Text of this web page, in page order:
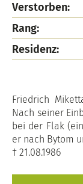
Verstorben:
Rang:
Residenz:
Friedrich
Nach seiner
bei der Flak
er nach Bytom
† 21.08.1986